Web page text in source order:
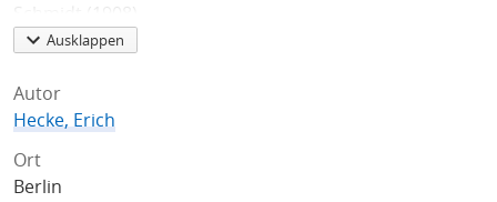
Schmidt (1908)
Ausklappen
Autor
Hecke, Erich
Ort
Berlin